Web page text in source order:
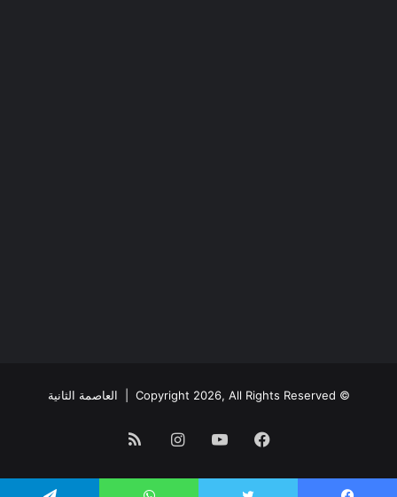
© Copyright 2026, All Rights Reserved | العاصمة الثانية
فيسبوكيوتيوبانستقرامملخص
الموقع